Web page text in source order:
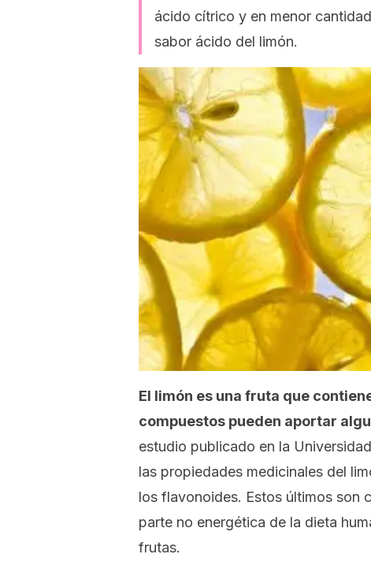
ácido cítrico y en menor
sabor ácido del limón.
El limón es una fruta que
compuestos pueden aportar
estudio publicado en la
las propiedades medicinales del
los flavonoides. Estos últimos son
parte no energética de la dieta
frutas.